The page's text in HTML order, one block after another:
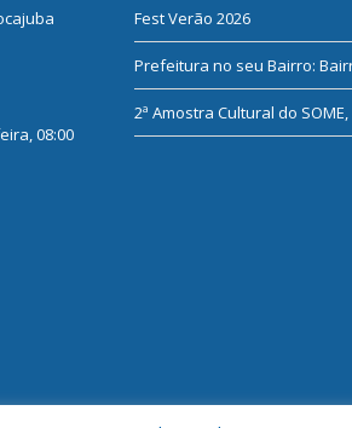
08:00
Fest Verão 2026
Prefeitura no seu Bairro:
2ª Amostra Cultural do